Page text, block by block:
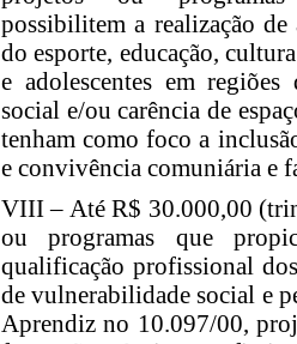
possibilitem a realização de
do esporte, educação,
e adolescentes em
social e/ou carência de
tenham como foco a
e convivência comuniária e
VIII – Até R$ 30.000,00
ou programas que
qualificação profissional
de vulnerabilidade social e
Aprendiz no 10.097/00,